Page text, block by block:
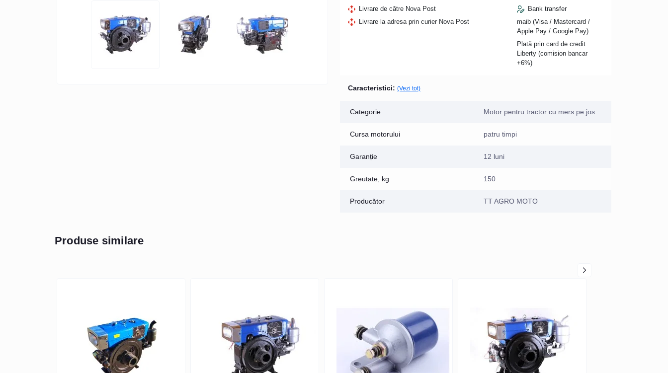
Livrare de către Nova Post
Livrare la adresa prin curier Nova Post
Bank transfer
maib (Visa / Mastercard /
Apple Pay / Google Pay)
Plată prin card de credit
Liberty (comision bancar
+6%)
Caracteristici: (Vezi tot)
Categorie Motor pentru tractor cu mers pe jos
Cursa motorului patru timpi
Garanție 12 luni
Greutate, kg 150
Producător TT AGRO MOTO
Produse similare